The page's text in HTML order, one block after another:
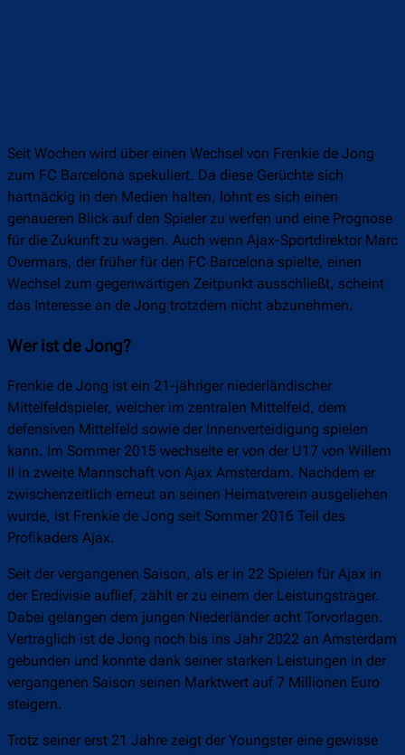
Seit Wochen wird über einen Wechsel von Frenkie de Jong
zum FC Barcelona spekuliert. Da diese Gerüchte sich
hartnäckig in den Medien halten, lohnt es sich einen
genaueren Blick auf den Spieler zu werfen und eine Prognose
für die Zukunft zu wagen. Auch wenn Ajax-Sportdirektor Marc
Overmars, der früher für den FC Barcelona spielte, einen
Wechsel zum gegenwärtigen Zeitpunkt ausschließt, scheint
das Interesse an de Jong trotzdem nicht abzunehmen.
Wer ist de Jong?
Frenkie de Jong ist ein 21-jähriger niederländischer
Mittelfeldspieler, welcher im zentralen Mittelfeld, dem
defensiven Mittelfeld sowie der Innenverteidigung spielen
kann. Im Sommer 2015 wechselte er von der U17 von Willem
II in zweite Mannschaft von Ajax Amsterdam. Nachdem er
zwischenzeitlich erneut an seinen Heimatverein ausgeliehen
wurde, ist Frenkie de Jong seit Sommer 2016 Teil des
Profikaders Ajax.
Seit der vergangenen Saison, als er in 22 Spielen für Ajax in
der Eredivisie auflief, zählt er zu einem der Leistungsträger.
Dabei gelangen dem jungen Niederländer acht Torvorlagen.
Vertraglich ist de Jong noch bis ins Jahr 2022 an Amsterdam
gebunden und konnte dank seiner starken Leistungen in der
vergangenen Saison seinen Marktwert auf 7 Millionen Euro
steigern.
Trotz seiner erst 21 Jahre zeigt der Youngster eine gewisse